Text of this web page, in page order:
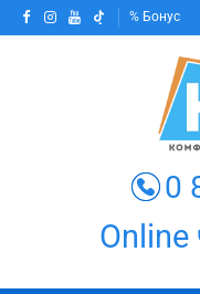
Бонус
0
Online